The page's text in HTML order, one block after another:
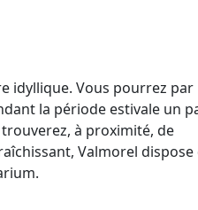
idyllique. Vous pourrez par
la période estivale un
à proximité, de
Valmorel dispose